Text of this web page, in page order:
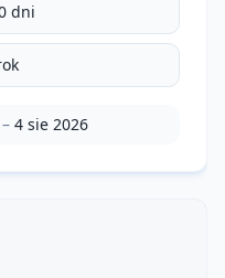
dni
4 sie 2026